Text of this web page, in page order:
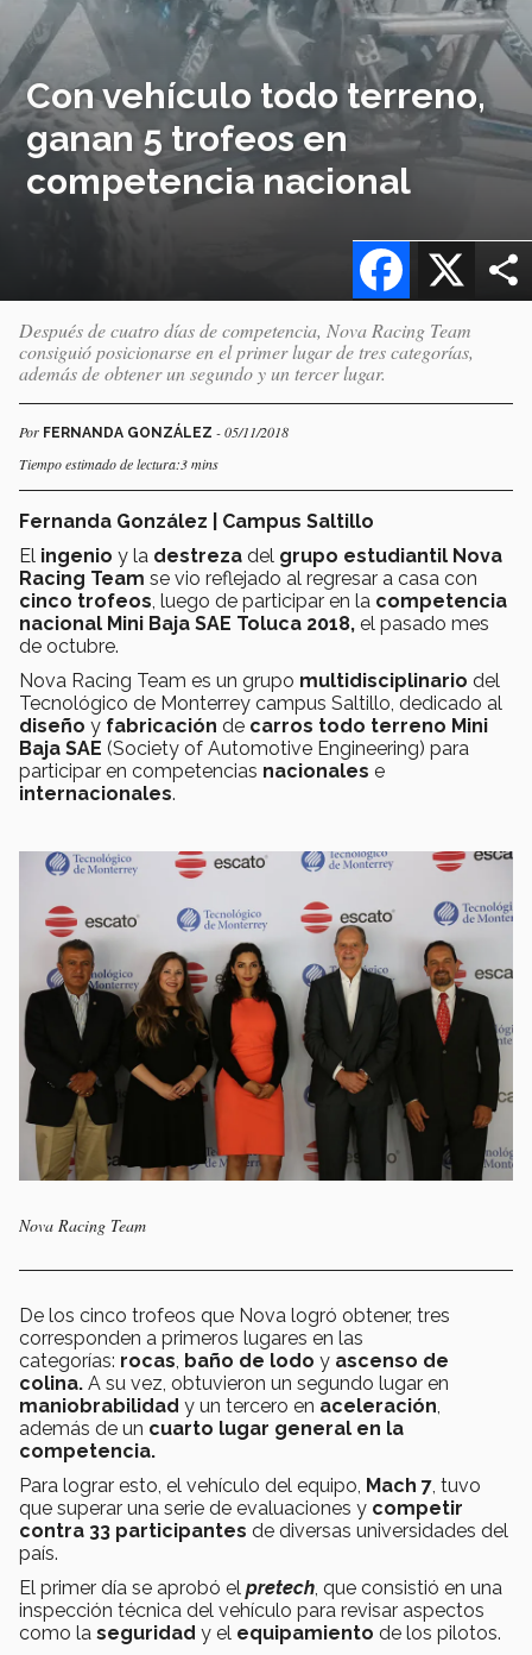
Con vehículo todo terreno,
ganan 5 trofeos en
competencia nacional
X
Facebook
Después de cuatro días de competencia, Nova Racing Team
consiguió posicionarse en el primer lugar de tres categorías,
además de obtener un segundo y un tercer lugar.
Por FERNANDA GONZÁLEZ - 05/11/2018
Tiempo estimado de lectura:3 mins
Fernanda González | Campus Saltillo
El ingenio y la destreza del grupo estudiantil Nova
Racing Team se vio reflejado al regresar a casa con
cinco trofeos , luego de participar en la competencia
nacional Mini Baja SAE Toluca 2018, el pasado mes
de octubre.
Nova Racing Team es un grupo multidisciplinario del
Tecnológico de Monterrey campus Saltillo, dedicado al
diseño y fabricación de carros todo terreno Mini
Baja SAE (Society of Automotive Engineering) para
participar en competencias nacionales e
internacionales.
Nova Racing Team
De los cinco trofeos que Nova logró obtener, tres
corresponden a primeros lugares en las
categorías: rocas, baño de lodo y ascenso de
colina. A su vez, obtuvieron un segundo lugar en
maniobrabilidad y un tercero en aceleración,
además de un cuarto lugar general en la
competencia.
Para lograr esto, el vehículo del equipo, Mach 7, tuvo
que superar una serie de evaluaciones y competir
contra 33 participantes de diversas universidades del
país.
El primer día se aprobó el pretech, que consistió en una
inspección técnica del vehículo para revisar aspectos
como la seguridad y el equipamiento de los pilotos.